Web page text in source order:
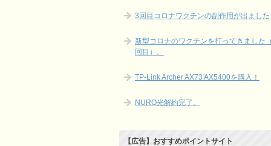
3回目コロナワクチンの副作用が出まし
新型コロナのワクチンを打ってきました
回目）。
TP-Link Archer AX73 AX5400を購入！
NURO光解約完了。
【広告】おすすめポイントサイト